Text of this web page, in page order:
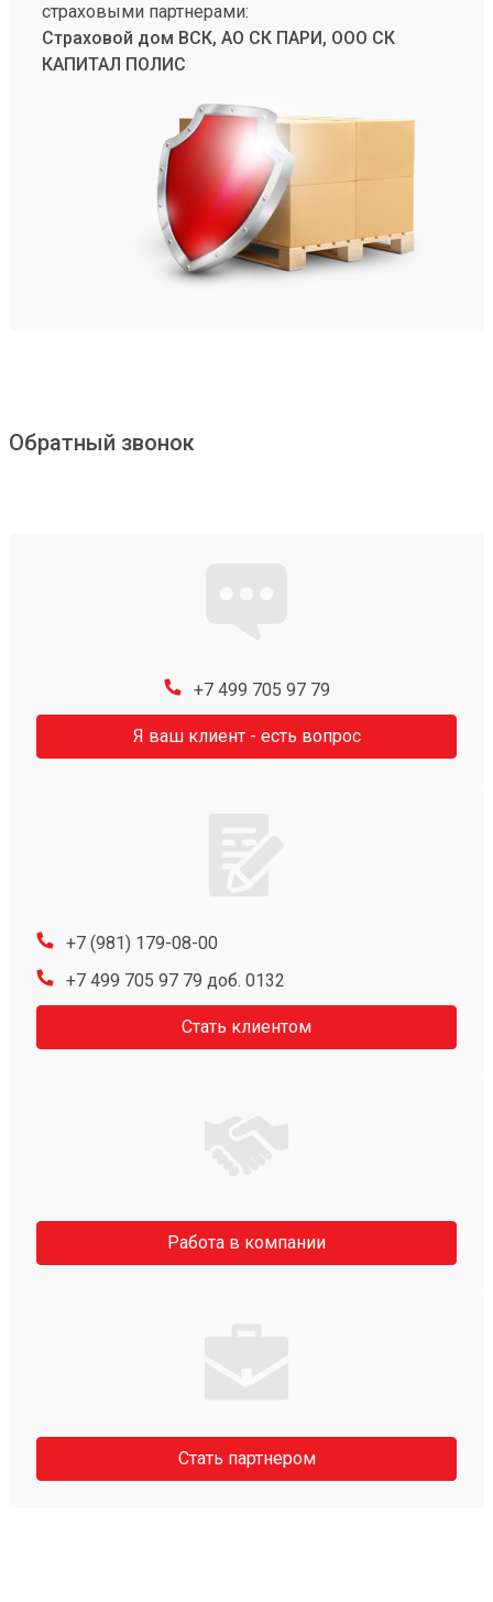
страховыми партнерами:
Страховой дом ВСК, АО СК ПАРИ, ООО СК
КАПИТАЛ ПОЛИС
Обратный звонок
+7 499 705 97 79
Я ваш клиент - есть вопрос
+7 (981) 179-08-00
+7 499 705 97 79 доб. 0132
Стать клиентом
Работа в компании
Стать партнером